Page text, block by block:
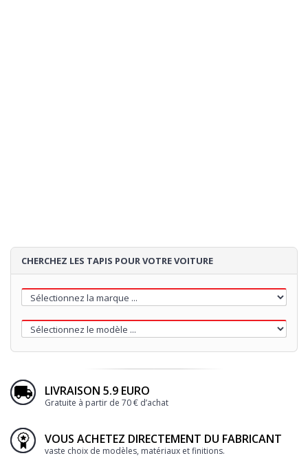
CHERCHEZ LES TAPIS POUR VOTRE VOITURE
LIVRAISON 5.9 EURO
Gratuite à partir de 70 € d’achat
VOUS ACHETEZ DIRECTEMENT DU FABRICANT
vaste choix de modèles, matériaux et finitions.